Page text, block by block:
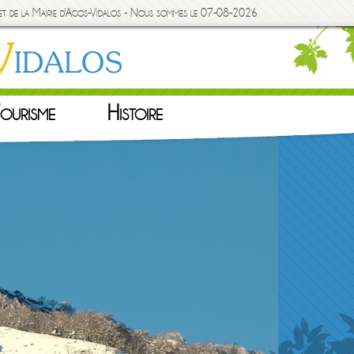
de la Mairie d'Agos-Vidalos - Nous sommes le 07-08-2026
Histoire